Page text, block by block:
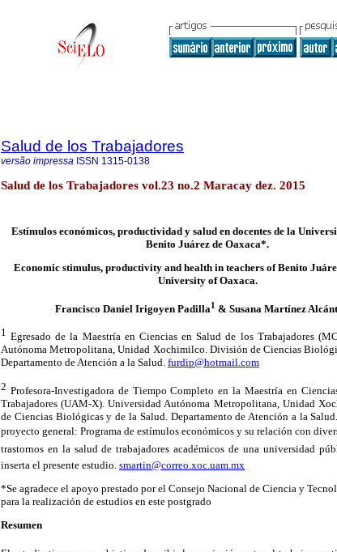
Salud de los Trabajadores
versão impressa ISSN 1315-0138
Salud de los Trabajadores vol.23 no.2 Maracay dez. 2015
Estímulos económicos, productividad y salud en docentes de la
Benito Juárez de Oaxaca*.
Economic stimulus, productivity and health in teachers of Benito
University of Oaxaca.
Francisco Daniel Irigoyen Padilla1 & Susana Martínez
1 Egresado de la Maestría en Ciencias en Salud de los Trabajadores
Autónoma Metropolitana, Unidad Xochimilco. División de Ciencias
Departamento de Atención a la Salud. furdip@hotmail.com
2 Profesora-Investigadora de Tiempo Completo en la Maestría en
Trabajadores (UAM-X). Universidad Autónoma Metropolitana, Unidad
de Ciencias Biológicas y de la Salud. Departamento de Atención a la
proyecto general: Programa de estímulos económicos y su relación con
trastornos en la salud de trabajadores académicos de una universidad
inserta el presente estudio. smartin@correo.xoc.uam.mx
*Se agradece el apoyo prestado por el Consejo Nacional de Ciencia y
para la realización de estudios en este postgrado
Resumen